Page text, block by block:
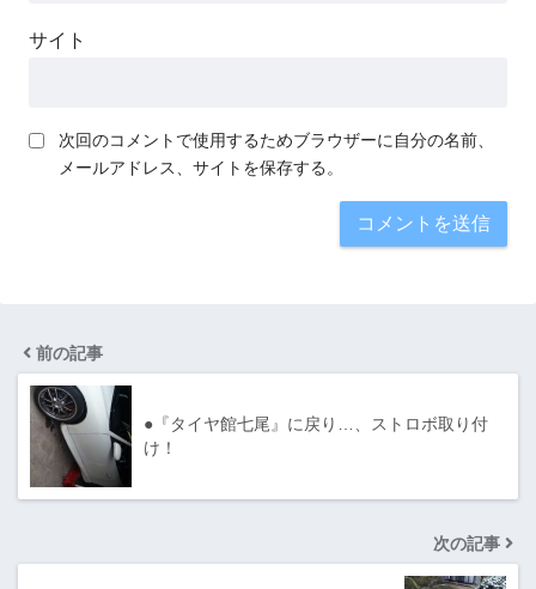
サイト
次回のコメントで使用するためブラウザーに自分の名前、
メールアドレス、サイトを保存する。
前の記事
●『タイヤ館七尾』に戻り…、ストロボ取り付
け！
次の記事